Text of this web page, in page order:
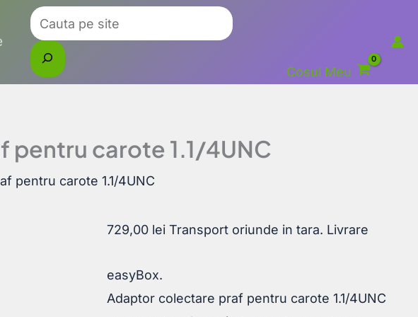
Caută
Cosul Meu
carote 1.1/4UNC
pentru carote 1.1/4UNC
729,00 lei Transport oriunde in tara. Livrare
easyBox.
Adaptor colectare praf pentru carote 1.1/4UNC